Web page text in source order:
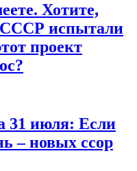
Хотите,
СССР испытали
проект
31 июля: Если
– новых ссор